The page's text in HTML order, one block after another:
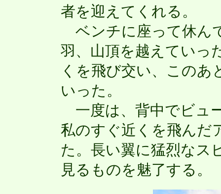
者を迎えてくれる。
ベンチに座って休ん
羽、山頂を越えていっ
くを飛び交い、このあ
いった。
一度は、背中でビュ
私のすぐ近くを飛んだ
た。長い翼に猛烈なス
見るものを魅了する。